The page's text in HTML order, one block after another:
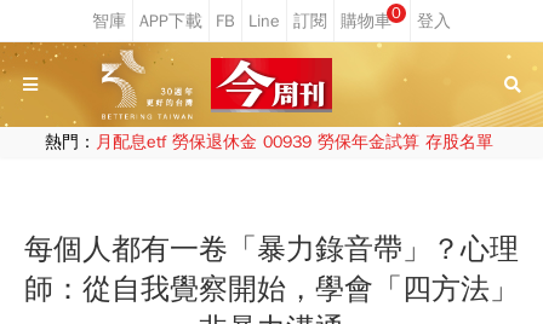
0
熱門： 月配息etf 勞保退休金 00939 勞保年金試算 存股名單
每個人都有一卷「暴力錄音帶」？心理
師：從自我覺察開始，學會「四方法」